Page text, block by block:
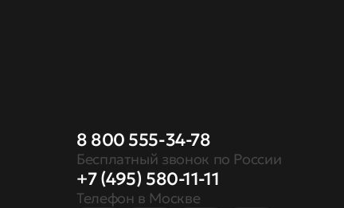
8 800 555-34-78
Бесплатный звонок по России
+7 (495) 580-11-11
Телефон в Москве